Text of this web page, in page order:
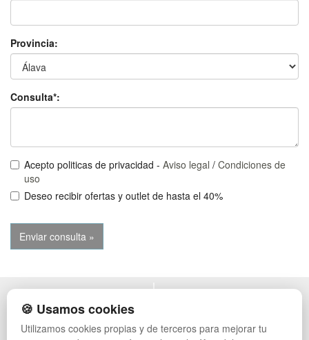
Provincia:
Consulta*:
Acepto politicas de privacidad - Aviso legal / Condiciones de
uso
Deseo recibir ofertas y outlet de hasta el 40%
POLÍTICA DE PRIVACIDAD
CONDICIONES DE USO
CAMBIOS Y DEVOLUCIONES
MUEBLES VINTAGE
🍪 Usamos cookies
Utilizamos cookies propias y de terceros para mejorar tu